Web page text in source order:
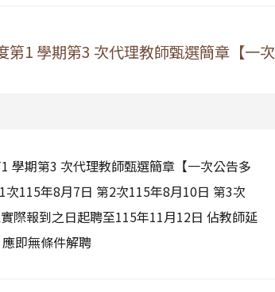
1 學期第3 次代理教師甄選簡章【一次
學期第3 次代理教師甄選簡章【一次公告多
115年8月7日 第2次115年8月10日 第3次
際報到之日起聘至115年11月12日 佔教師延
即無條件解聘